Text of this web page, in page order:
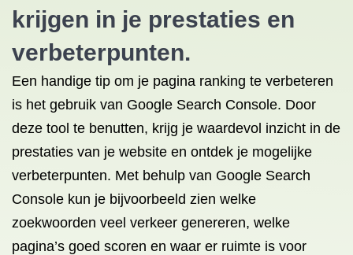
krijgen in je prestaties en
verbeterpunten.
Een handige tip om je pagina ranking te verbeteren
is het gebruik van Google Search Console. Door
deze tool te benutten, krijg je waardevol inzicht in de
prestaties van je website en ontdek je mogelijke
verbeterpunten. Met behulp van Google Search
Console kun je bijvoorbeeld zien welke
zoekwoorden veel verkeer genereren, welke
pagina’s goed scoren en waar er ruimte is voor